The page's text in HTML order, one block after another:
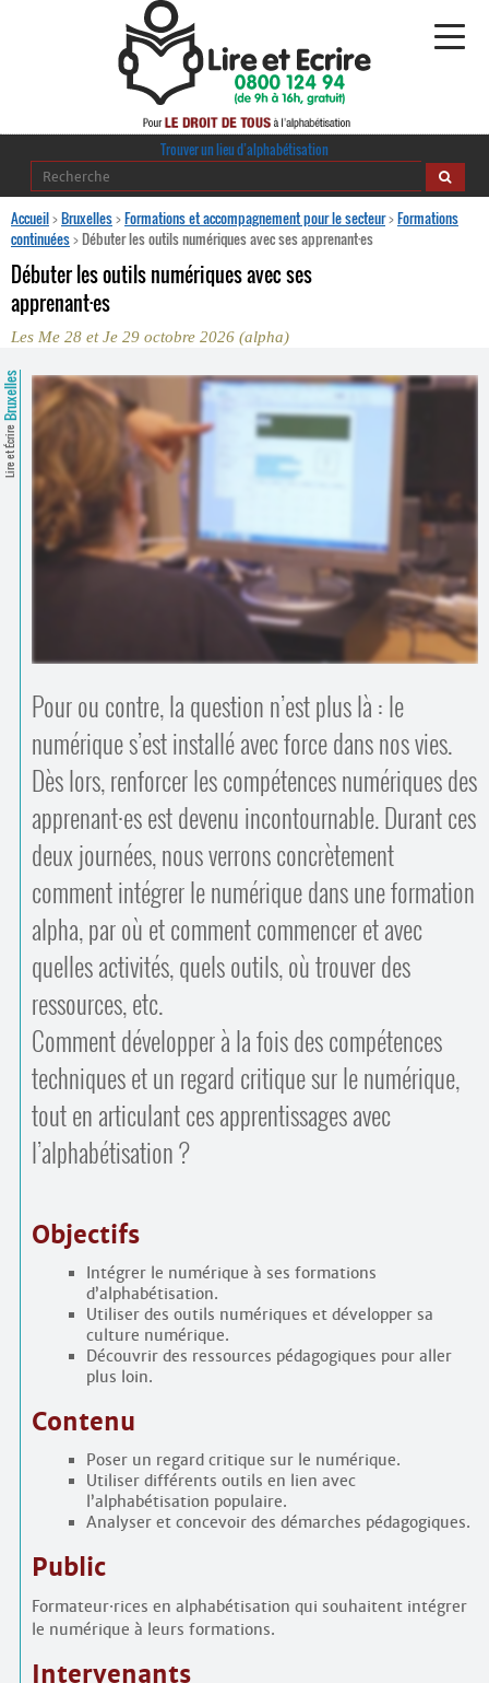
Alphabétisation
·
Ressources pédagogiques
Comprendre et parler
Bienvenue en Belgique
Espace presse
Trouver un lieu d’alphabétisation
Trouver un lieu d’alphabétisation
Accueil>Bruxelles>Formations et accompagnement pour le secteur>Formations
continuées>Débuter les outils numériques avec ses apprenant·es
Débuter les outils numériques avec ses
apprenant·es
Les Me 28 et Je 29 octobre 2026 (alpha)
Lire et Écrire
Bruxelles
Pour ou contre, la question n’est plus là : le
numérique s’est installé avec force dans nos vies.
Dès lors, renforcer les compétences numériques des
apprenant·es est devenu incontournable. Durant ces
deux journées, nous verrons concrètement
comment intégrer le numérique dans une formation
alpha, par où et comment commencer et avec
quelles activités, quels outils, où trouver des
ressources, etc.
Comment développer à la fois des compétences
techniques et un regard critique sur le numérique,
tout en articulant ces apprentissages avec
l’alphabétisation ?
Objectifs
Intégrer le numérique à ses formations
d’alphabétisation.
Utiliser des outils numériques et développer sa
culture numérique.
Découvrir des ressources pédagogiques pour aller
plus loin.
Contenu
Poser un regard critique sur le numérique.
Utiliser différents outils en lien avec
l’alphabétisation populaire.
Analyser et concevoir des démarches pédagogiques.
Public
Formateur·rices en alphabétisation qui souhaitent intégrer
le numérique à leurs formations.
Intervenants